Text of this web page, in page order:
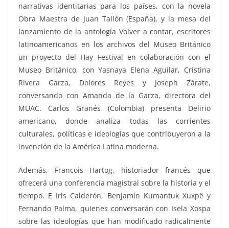
narrativas identitarias para los países, con la novela
Obra Maestra de Juan Tallón (España), y la mesa del
lanzamiento de la antología Volver a contar, escritores
latinoamericanos en los archivos del Museo Británico
un proyecto del Hay Festival en colaboración con el
Museo Británico, con Yasnaya Elena Aguilar, Cristina
Rivera Garza, Dolores Reyes y Joseph Zárate,
conversando con Amanda de la Garza, directora del
MUAC. Carlos Granés (Colombia) presenta Delirio
americano, donde analiza todas las corrientes
culturales, políticas e ideologías que contribuyeron a la
invención de la América Latina moderna.
Además, Francois Hartog, historiador francés que
ofrecerá una conferencia magistral sobre la historia y el
tiempo. E Iris Calderón, Benjamín Kumantuk Xuxpë y
Fernando Palma, quienes conversarán con Isela Xospa
sobre las ideologías que han modificado radicalmente